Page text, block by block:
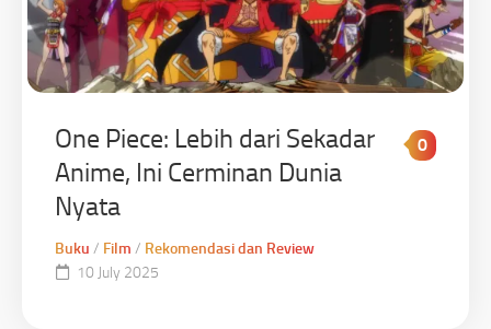
One Piece: Lebih dari Sekadar
Anime, Ini Cerminan Dunia
Nyata
0
Buku / Film / Rekomendasi dan Review
10 July 2025